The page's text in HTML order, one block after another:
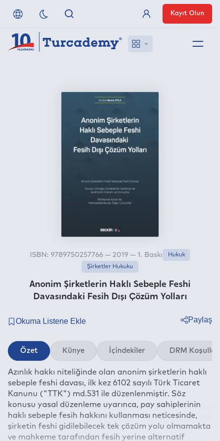
Referanslarımız
Anlaşmalı Yayınevleri
Üye Girişi
Kayıt Olun
Anonim Şirketlerin Haklı Sebeple Feshi
Davasındaki Fesih Dışı Çözüm Yolları
ISBN: 9789750257766 — 2019 — 1. Baskı
Hukuk
Şirketler Hukuku
Paylaş
Twitter
Linkedin
Whatsapp
Telegram
E-mail
Özet Künye İçindekiler DRM Koşulları
Azınlık hakkı niteliğinde olan anonim şirketlerin haklı
sebeple feshi davası, ilk kez 6102 sayılı Türk Ticaret
Kanunu ("TTK") md.531 ile düzenlenmiştir. Söz
konusu yasal düzenleme uyarınca, pay sahiplerinin
haklı sebeple fesih hakkını kullanması neticesinde,
şirketin feshi gidilebilecek tek çözüm yolu olmamakta
ve mahkeme tarafından fesih yerine alternatif